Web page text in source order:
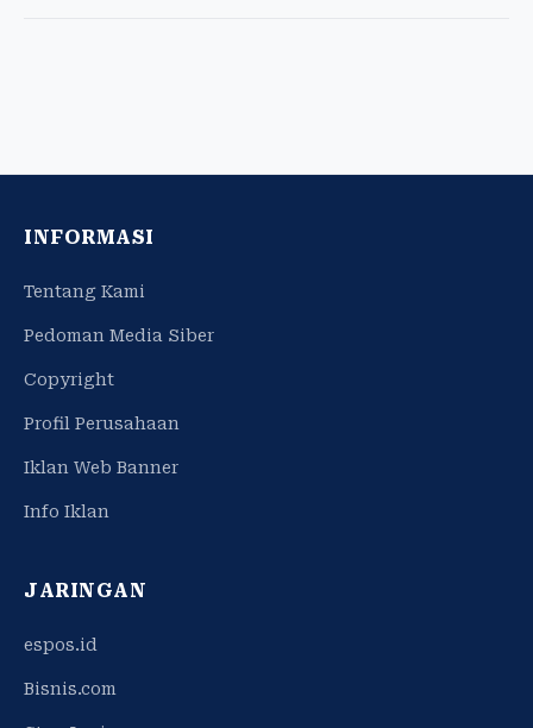
INFORMASI
Tentang Kami
Pedoman Media Siber
Copyright
Profil Perusahaan
Iklan Web Banner
Info Iklan
JARINGAN
espos.id
Bisnis.com